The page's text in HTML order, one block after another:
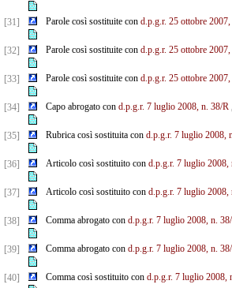
[31] Parole così sostituite con d.p.g.r. 25 ottobre
[32] Parole così sostituite con d.p.g.r. 25 ottobre
[33] Parole così sostituite con d.p.g.r. 25 ottobre
[34] Capo abrogato con d.p.g.r. 7 luglio 2008, n. 38/R
[35] Rubrica così sostituita con d.p.g.r. 7 luglio 2008,
[36] Articolo così sostituito con d.p.g.r. 7 luglio 2008,
[37] Articolo così sostituito con d.p.g.r. 7 luglio 2008,
[38] Comma abrogato con d.p.g.r. 7 luglio 2008, n.
[39] Comma abrogato con d.p.g.r. 7 luglio 2008, n.
[40] Comma così sostituito con d.p.g.r. 7 luglio 2008,